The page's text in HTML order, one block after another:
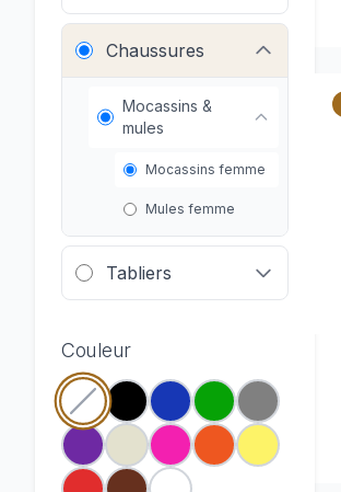
Chaussures
Mocassins &
mules
Mocassins femme
Mules femme
Tabliers
Couleur